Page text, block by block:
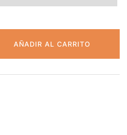
AÑADIR AL CARRITO